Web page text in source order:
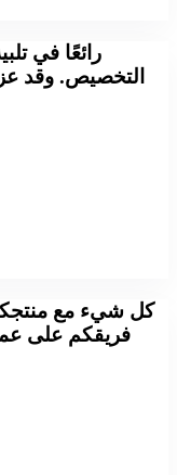
التخصيص. وقد
فريقكم على